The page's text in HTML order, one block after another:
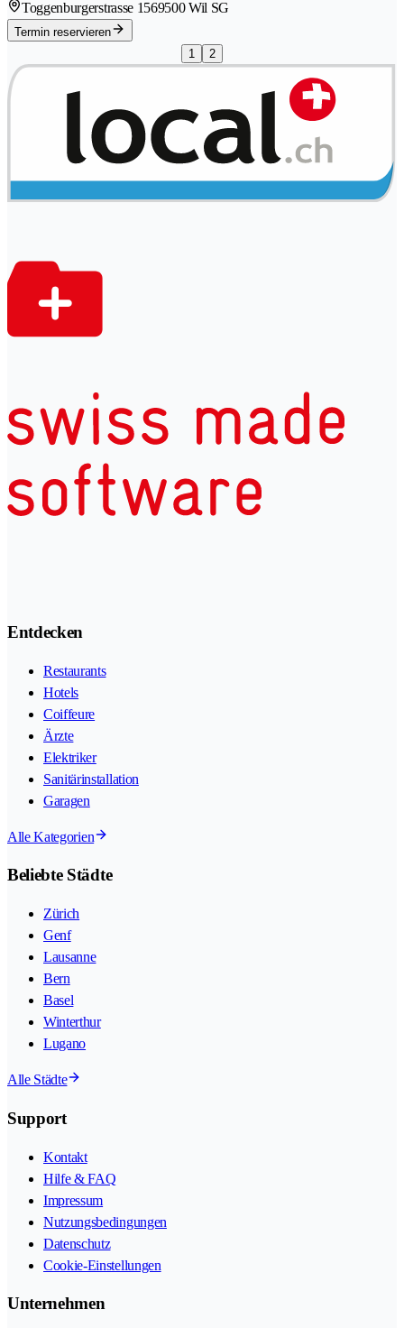
Toggenburgerstrasse 1569500 Wil SG
Termin reservieren
1
2
Entdecken
Restaurants
Hotels
Coiffeure
Ärzte
Elektriker
Sanitärinstallation
Garagen
Alle Kategorien
Beliebte Städte
Zürich
Genf
Lausanne
Bern
Basel
Winterthur
Lugano
Alle Städte
Support
Kontakt
Hilfe & FAQ
Impressum
Nutzungsbedingungen
Datenschutz
Cookie-Einstellungen
Unternehmen